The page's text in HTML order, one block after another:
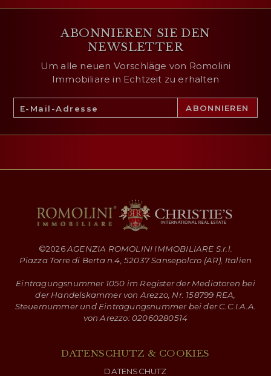
ABONNIEREN SIE DEN
NEWSLETTER
Um alle neuen Vorschläge von Romolini
Immobiliare in Echtzeit zu erhalten
©2026AGENZIA ROMOLINI IMMOBILIARE S.r.l.
Piazza Torre di Berta n.4, 52037 Sansepolcro (AR), Italien
Eintragungsnummer 1050 im Register der Mediatoren bei
der Handelskammer von Arezzo, Nr. 158799 REA,
Steuernummer und Eintragungsnummer bei der C.C.I.A.A.
von Arezzo: 02060280514
DATENSCHUTZ & COOKIES
DATENSCHUTZ